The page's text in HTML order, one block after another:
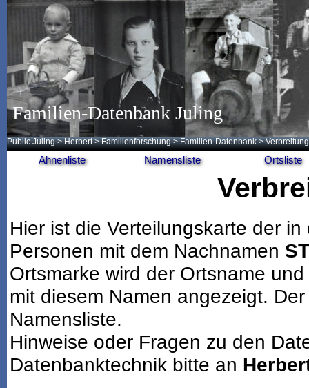
Familien-Datenbank Juling
Public Juling >Herbert >Familienforschung >Familien-Datenbank >
Ahnenliste Namensliste Ortsliste
Hier ist die Verteilungskarte der
Personen mit dem Nachnamen
Ortsmarke wird der Ortsname
mit diesem Namen angezeigt.
Namensliste.
Hinweise oder Fragen zu den
Datenbanktechnik bitte an